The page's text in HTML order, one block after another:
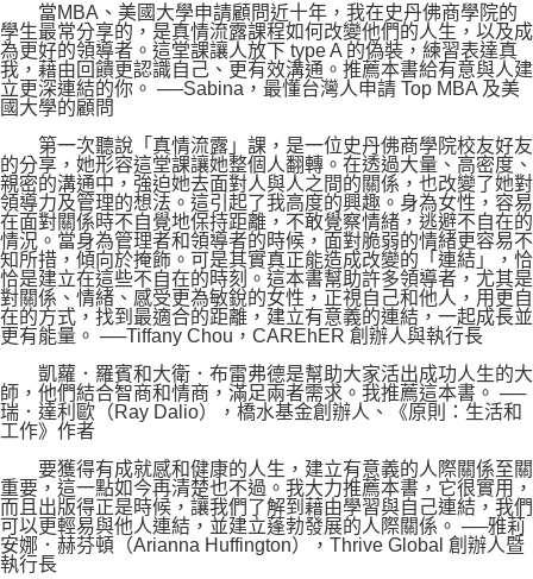
當MBA、美國大學申請顧問近十年，我在史丹佛商學院的
學生最常分享的，是真情流露課程如何改變他們的人生，以及成
為更好的領導者。這堂課讓人放下 type A 的偽裝，練習表達真
我，藉由回饋更認識自己、更有效溝通。推薦本書給有意與人建
立更深連結的你。 ──Sabina，最懂台灣人申請 Top MBA 及美
國大學的顧問
第一次聽說「真情流露」課，是一位史丹佛商學院校友好友
的分享，她形容這堂課讓她整個人翻轉。在透過大量、高密度、
親密的溝通中，強迫她去面對人與人之間的關係，也改變了她對
領導力及管理的想法。這引起了我高度的興趣。身為女性，容易
在面對關係時不自覺地保持距離，不敢覺察情緒，逃避不自在的
情況。當身為管理者和領導者的時候，面對脆弱的情緒更容易不
知所措，傾向於掩飾。可是其實真正能造成改變的「連結」，恰
恰是建立在這些不自在的時刻。這本書幫助許多領導者，尤其是
對關係、情緒、感受更為敏銳的女性，正視自己和他人，用更自
在的方式，找到最適合的距離，建立有意義的連結，一起成長並
更有能量。 ──Tiffany Chou，CAREhER 創辦人與執行長
凱蘿．羅賓和大衛．布雷弗德是幫助大家活出成功人生的大
師，他們結合智商和情商，滿足兩者需求。我推薦這本書。 ──
瑞．達利歐（Ray Dalio），橋水基金創辦人、《原則：生活和
工作》作者
要獲得有成就感和健康的人生，建立有意義的人際關係至關
重要，這一點如今再清楚也不過。我大力推薦本書，它很實用，
而且出版得正是時候，讓我們了解到藉由學習與自己連結，我們
可以更輕易與他人連結，並建立蓬勃發展的人際關係。 ──雅莉
安娜．赫芬頓（Arianna Huffington），Thrive Global 創辦人暨
執行長